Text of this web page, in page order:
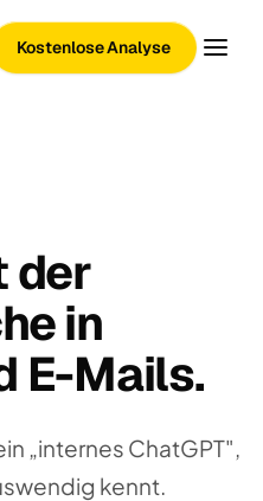
Kostenlose Analyse
der
in
E-Mails.
„internes ChatGPT",
kennt.